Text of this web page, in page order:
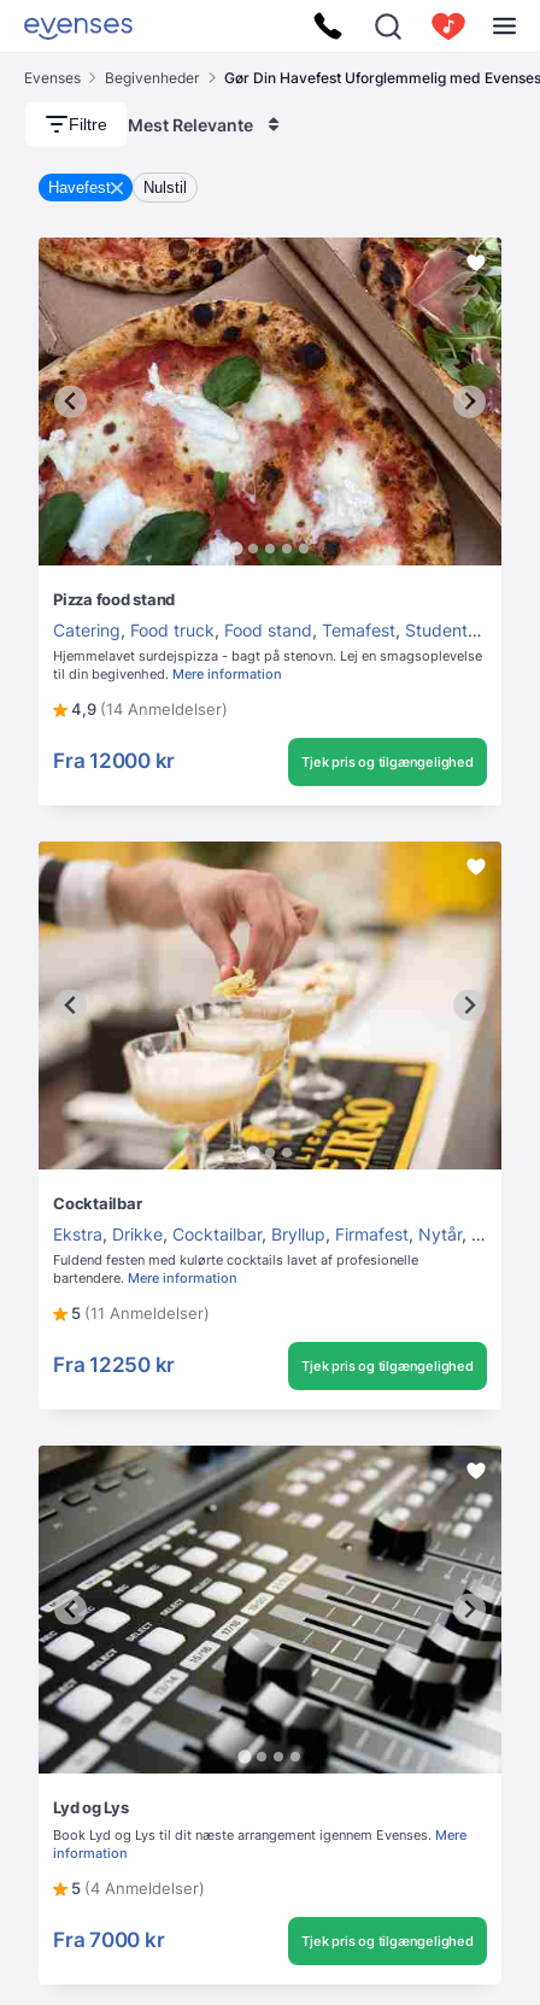
Evenses Begivenheder Gør Din Havefest Uforglemmelig med Evenses
Filtre Mest Relevante
Havefest Nulstil
Pizza food stand
Catering, Food truck, Food stand, Temafest, Studentergilde
Hjemmelavet surdejspizza - bagt på stenovn. Lej en smagsoplevelse
til din begivenhed. Mere information
4,9 (14 Anmeldelser)
Fra 12000 kr Tjek pris og tilgængelighed
Cocktailbar
Ekstra, Drikke, Cocktailbar, Bryllup, Firmafest, Nytår,
Fuldend festen med kulørte cocktails lavet af profesionelle
bartendere. Mere information
5 (11 Anmeldelser)
Fra 12250 kr Tjek pris og tilgængelighed
Lyd og Lys
Book Lyd og Lys til dit næste arrangement igennem Evenses. Mere
information
5 (4 Anmeldelser)
Fra 7000 kr Tjek pris og tilgængelighed